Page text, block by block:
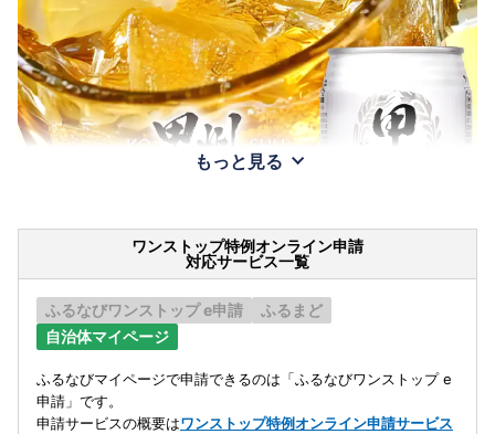
もっと見る
ワンストップ特例オンライン申請
対応サービス一覧
ふるなびワンストップ e申請
ふるまど
自治体マイページ
ふるなびマイページで申請できるのは「ふるなびワンストップ e
申請」です。
申請サービスの概要はワンストップ特例オンライン申請サービス